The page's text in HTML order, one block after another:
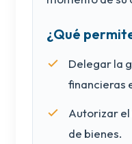
¿Qué
Delegar la
financieras
Autorizar
de bienes.